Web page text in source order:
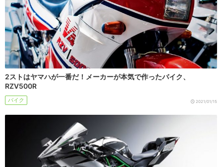
2ストはヤマハが一番だ！メーカーが本気で作ったバイク、
RZV500R
バイク 2021/01/15